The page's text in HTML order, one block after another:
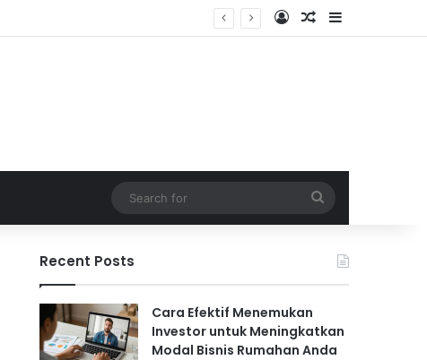
Log InRandom Article
Sidebar
for
Recent Posts
Cara Efektif Menemukan
Investor untuk Meningkatkan
Modal Bisnis Rumahan Anda